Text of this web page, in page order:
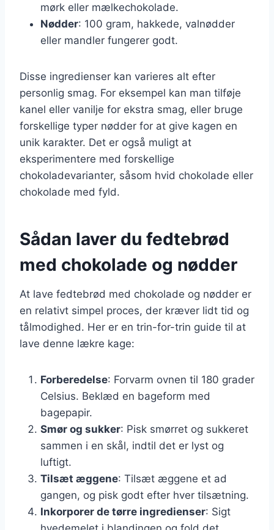
mørk eller mælkechokolade.
Nødder: 100 gram, hakkede, valnødder
eller mandler fungerer godt.
Disse ingredienser kan varieres alt efter
personlig smag. For eksempel kan man tilføje
kanel eller vanilje for ekstra smag, eller bruge
forskellige typer nødder for at give kagen en
unik karakter. Det er også muligt at
eksperimentere med forskellige
chokoladevarianter, såsom hvid chokolade eller
chokolade med fyld.
Sådan laver du fedtebrød
med chokolade og nødder
At lave fedtebrød med chokolade og nødder er
en relativt simpel proces, der kræver lidt tid og
tålmodighed. Her er en trin-for-trin guide til at
lave denne lækre kage:
Forberedelse: Forvarm ovnen til 180 grader
Celsius. Beklæd en bageform med
bagepapir.
Smør og sukker: Pisk smørret og sukkeret
sammen i en skål, indtil det er lyst og
luftigt.
Tilsæt æggene: Tilsæt æggene et ad
gangen, og pisk godt efter hver tilsætning.
Inkorporer de tørre ingredienser: Sigt